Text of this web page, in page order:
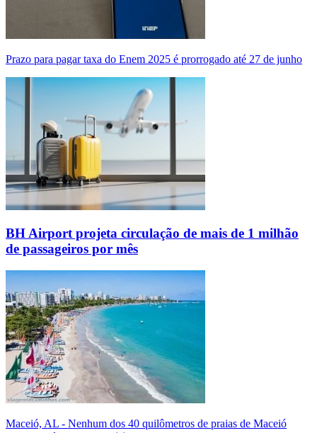
Prazo para pagar taxa do Enem 2025 é prorrogado até 27 de junho
BH Airport projeta circulação de mais de 1 milhão
de passageiros por mês
Maceió, AL - Nenhum dos 40 quilômetros de praias de Maceió